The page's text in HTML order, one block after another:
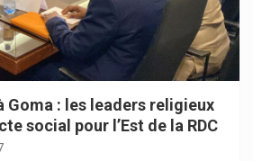
Goma : les leaders religieux
social pour l’Est de la RDC